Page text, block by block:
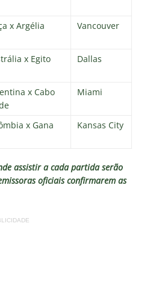
x Argélia Vancouver
x Egito Dallas
x Cabo
Miami
x Gana Kansas City
assistir a cada partida serão
oficiais confirmarem as